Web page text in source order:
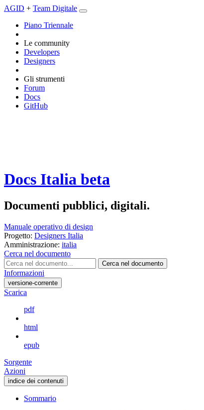
AGID + Team Digitale
Piano Triennale
Le community
Developers
Designers
Gli strumenti
Forum
Docs
GitHub
Docs Italia beta
Documenti pubblici, digitali.
Manuale operativo di design
Progetto: Designers Italia
Amministrazione: italia
Cerca nel documento
Cerca nel documento
Informazioni
versione-corrente
Scarica
pdf
html
epub
Sorgente
Azioni
indice dei contenuti
Sommario